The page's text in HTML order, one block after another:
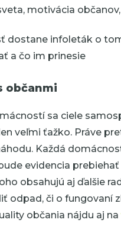
dostane infoleták o
a čo im prinesie
občanmi
sa ciele
veľmi ťažko. Práve
Každá
evidencia prebiehať
obsahujú aj ďalšie
odpad, či o fungovaní
občania nájdu aj na